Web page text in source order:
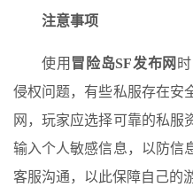
注意事项
使用 冒险岛SF发布网
侵权问题，有些私服存在安
网，玩家应选择可靠的私服
输入个人敏感信息，以防信
客服沟通，以此保障自己的